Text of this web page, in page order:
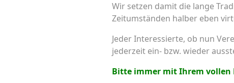
Wir setzen damit die lange
Zeitumständen halber eben
Jeder Interessierte, ob nun
jederzeit ein- bzw. wieder
Bitte immer mit Ihrem vollen